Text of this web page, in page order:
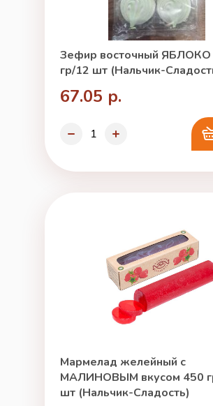
Зефир восточный ЯБЛОКО
гр/12 шт (Нальчик-
67.05 р.
Мармелад желейный с
МАЛИНОВЫМ вкусом 450
шт (Нальчик-Сладость)